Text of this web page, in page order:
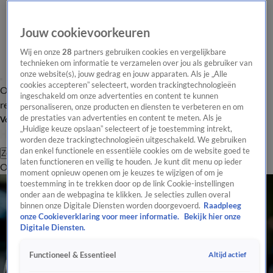
Overzicht Laatste nieuws Regionieuws Het beste van Hart
Tip de
redactie
Volg Hart van Nederland
Zoeken
OverzichtRegioUitzendingenWeerTip de redactiePanelVideo's
Jouw cookievoorkeuren
Wij en onze28 partners gebruiken cookies en vergelijkbare
technieken om informatie te verzamelen over jou als gebruiker van
onze website(s), jouw gedrag en jouw apparaten. Als je „Alle
cookies accepteren” selecteert, worden trackingtechnologieën
ingeschakeld om onze advertenties en content te kunnen
personaliseren, onze producten en diensten te verbeteren en om
de prestaties van advertenties en content te meten. Als je
„Huidige keuze opslaan” selecteert of je toestemming intrekt,
worden deze trackingtechnologieën uitgeschakeld. We gebruiken
dan enkel functionele en essentiële cookies om de website goed te
laten functioneren en veilig te houden. Je kunt dit menu op ieder
moment opnieuw openen om je keuzes te wijzigen of om je
toestemming in te trekken door op de link Cookie-instellingen
onder aan de webpagina te klikken. Je selecties zullen overal
binnen onze Digitale Diensten worden doorgevoerd. Raadpleeg
onze Cookieverklaring voor meer informatie.
Bekijk hier onze
Digitale Diensten.
Functioneel & Essentieel Altijd actief